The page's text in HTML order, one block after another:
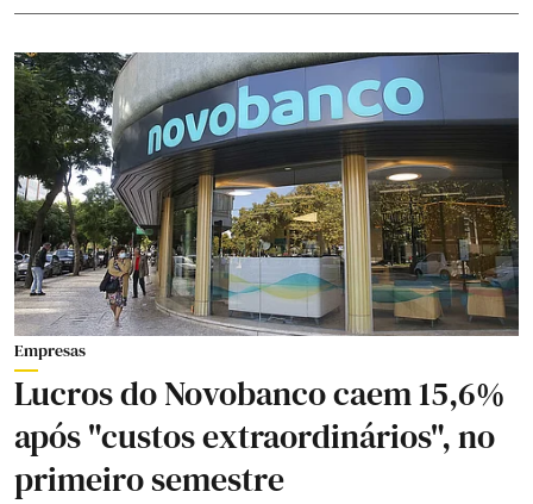
Empresas
Lucros do Novobanco caem 15,6%
após "custos extraordinários", no
primeiro semestre